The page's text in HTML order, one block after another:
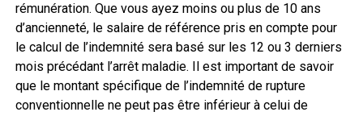
rémunération. Que vous ayez moins ou plus de 10 ans
d’ancienneté, le salaire de référence pris en compte pour
le calcul de l’indemnité sera basé sur les 12 ou 3 derniers
mois précédant l’arrêt maladie. Il est important de savoir
que le montant spécifique de l’indemnité de rupture
conventionnelle ne peut pas être inférieur à celui de